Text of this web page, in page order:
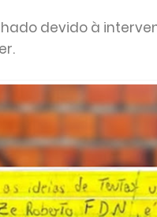
devido à